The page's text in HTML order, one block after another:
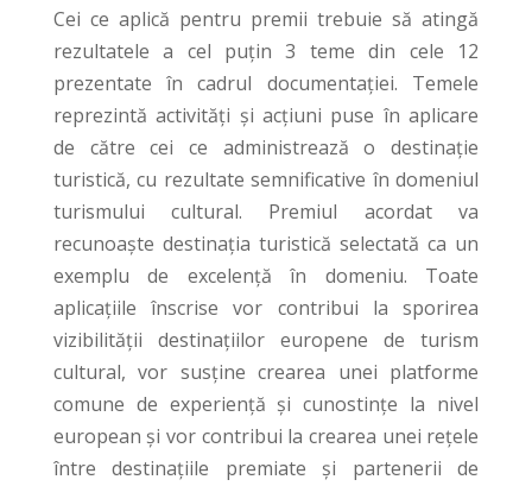
Cei ce aplică pentru premii trebuie să atingă
rezultatele a cel puțin 3 teme din cele 12
prezentate în cadrul documentației. Temele
reprezintă activități și acțiuni puse în aplicare
de către cei ce administrează o destinație
turistică, cu rezultate semnificative în domeniul
turismului cultural. Premiul acordat va
recunoaște destinația turistică selectată ca un
exemplu de excelență în domeniu. Toate
aplicațiile înscrise vor contribui la sporirea
vizibilității destinațiilor europene de turism
cultural, vor susține crearea unei platforme
comune de experiență și cunostințe la nivel
european și vor contribui la crearea unei rețele
între destinațiile premiate și partenerii de